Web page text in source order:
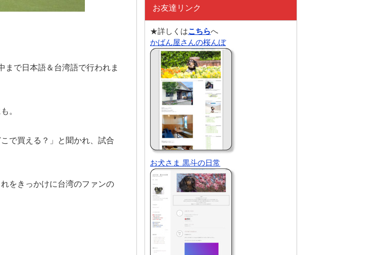
まで日本語＆台湾語で行われま
。
で買える？」と聞かれ、試合
をきっかけに台湾のファンの
お友達リンク
★詳しくはこちらへ
かばん屋さんの桜んぼ
お犬さま 黒斗の日常